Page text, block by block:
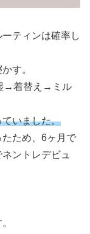
ティンは確率し
す。
→着替え→ミル
いました。
ため、6ヶ月で
ントレデビュ